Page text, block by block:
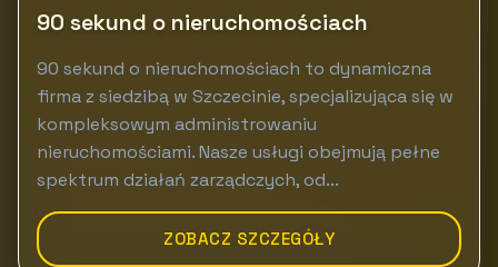
90 sekund o nieruchomościach
90 sekund o nieruchomościach to dynamiczna
firma z siedzibą w Szczecinie, specjalizująca się w
kompleksowym administrowaniu
nieruchomościami. Nasze usługi obejmują pełne
spektrum działań zarządczych, od...
ZOBACZ SZCZEGÓŁY